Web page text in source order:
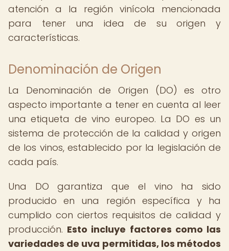
atención a la región vinícola mencionada
para tener una idea de su origen y
características.
Denominación de Origen
La Denominación de Origen (DO) es otro
aspecto importante a tener en cuenta al leer
una etiqueta de vino europeo. La DO es un
sistema de protección de la calidad y origen
de los vinos, establecido por la legislación de
cada país.
Una DO garantiza que el vino ha sido
producido en una región específica y ha
cumplido con ciertos requisitos de calidad y
producción. Esto incluye factores como las
variedades de uva permitidas, los métodos